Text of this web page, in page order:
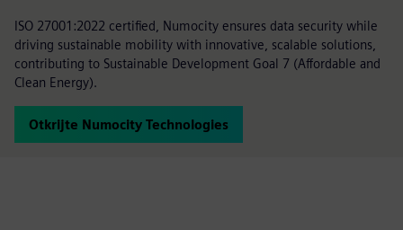
ISO 27001:2022 certified, Numocity ensures data security while
driving sustainable mobility with innovative, scalable solutions,
contributing to Sustainable Development Goal 7 (Affordable and
Clean Energy).
Otkrijte Numocity Technologies